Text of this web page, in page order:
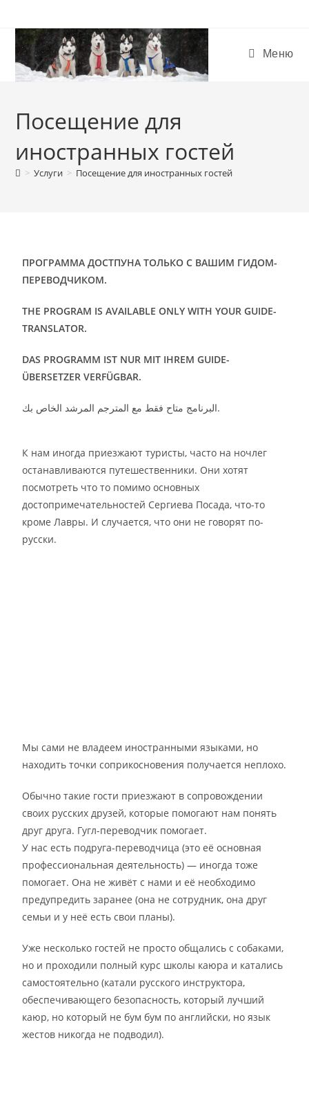
Меню
Посещение для
иностранных гостей
> Услуги > Посещение для иностранных гостей
ПРОГРАММА ДОСТПУНА ТОЛЬКО С ВАШИМ ГИДОМ-
ПЕРЕВОДЧИКОМ.
THE PROGRAM IS AVAILABLE ONLY WITH YOUR GUIDE-
TRANSLATOR.
DAS PROGRAMM IST NUR MIT IHREM GUIDE-
ÜBERSETZER VERFÜGBAR.
البرنامج متاح فقط مع المترجم المرشد الخاص بك.
К нам иногда приезжают туристы, часто на ночлег
останавливаются путешественники. Они хотят
посмотреть что то помимо основных
достопримечательностей Сергиева Посада, что-то
кроме Лавры. И случается, что они не говорят по-
русски.
Мы сами не владеем иностранными языками, но
находить точки соприкосновения получается неплохо.
Обычно такие гости приезжают в сопровождении
своих русских друзей, которые помогают нам понять
друг друга. Гугл-переводчик помогает.
У нас есть подруга-переводчица (это её основная
профессиональная деятельность) — иногда тоже
помогает. Она не живёт с нами и её необходимо
предупредить заранее (она не сотрудник, она друг
семьи и у неё есть свои планы).
Уже несколько гостей не просто общались с собаками,
но и проходили полный курс школы каюра и катались
самостоятельно (катали русского инструктора,
обеспечивающего безопасность, который лучший
каюр, но который не бум бум по английски, но язык
жестов никогда не подводил).